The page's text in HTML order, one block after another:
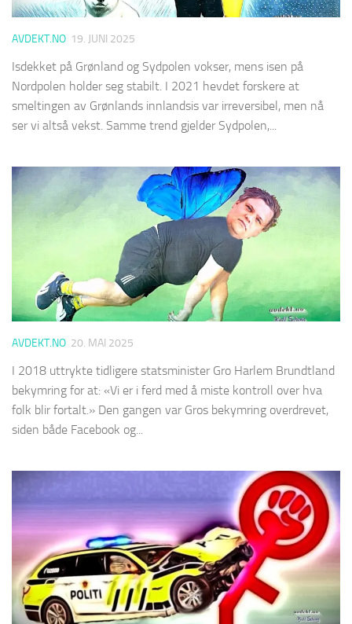
AVDEKT.NO 19. JUNI 2025
Isdekket på Grønland og Sydpolen vokser, mens isen på
Nordpolen holder seg stabilt. I 2021 hevdet forskere at
smeltingen av Grønlands innlandsis var irreversibel, men nå
ser vi altså vekst. Samme trend gjelder Sydpolen,...
AVDEKT.NO 20. MAI 2025
I 2018 uttrykte tidligere statsminister Gro Harlem Brundtland
bekymring for at: «Vi er i ferd med å miste kontroll over hva
folk blir fortalt.» Den gangen var Gros bekymring overdrevet,
siden både Facebook og...